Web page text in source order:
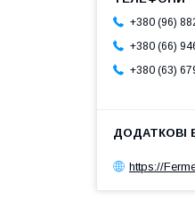
+380 (96)
+380 (66)
+380 (63)
https://